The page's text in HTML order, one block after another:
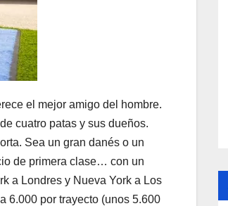
el mejor amigo del hombre.
cuatro patas y sus dueños.
Sea un gran danés o un
de primera clase… con un
a Londres y Nueva York a Los
6.000 por trayecto (unos 5.600